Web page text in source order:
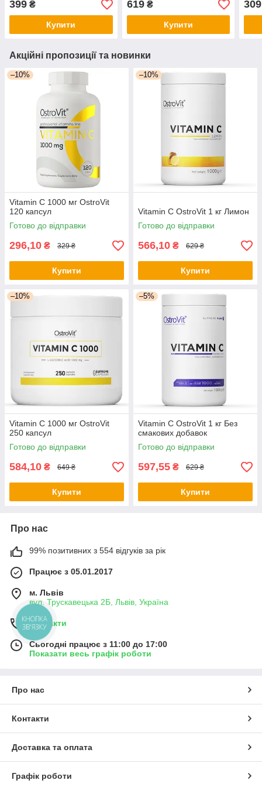
399 ₴
Купити
619₴
Купити
309
Акційні пропозиції та новинки
–10%
Vitamin C 1000 мг OstroVit
120 капсул
Готово до відправки
296,10 ₴ 329 ₴
Купити
–10%
Vitamin C OstroVit 1 кг Лимон
Готово до відправки
566,10 ₴ 629 ₴
Купити
–10%
Vitamin C 1000 мг OstroVit
250 капсул
Готово до відправки
584,10 ₴ 649 ₴
Купити
–5%
Vitamin C OstroVit 1 кг Без
смакових добавок
Готово до відправки
597,55 ₴ 629 ₴
Купити
Про нас
99% позитивних з 554 відгуків за рік
Працює з 05.01.2017
м. Львів
вул. Трускавецька 2Б, Львів, Україна
Контакти
Сьогодні працює з 11:00 до 17:00
Показати весь графік роботи
Про нас
Контакти
Доставка та оплата
Графік роботи
КНОПКА
ЗВ'ЯЗКУ